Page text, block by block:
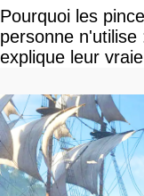
Pourquoi les
personne
explique leur